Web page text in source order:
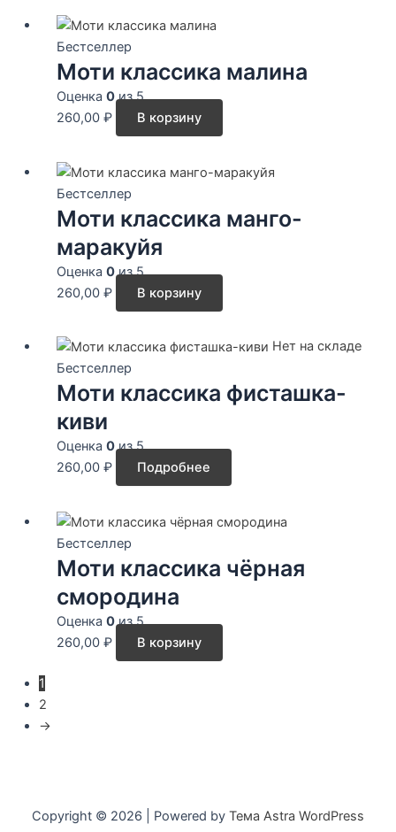
Бестселлер
Моти классика малина
Оценка 0из 5
260,00 ₽ В корзину
Бестселлер
Моти классика манго-
маракуйя
Оценка 0из 5
260,00 ₽ В корзину
Нет на складе
Бестселлер
Моти классика фисташка-
киви
Оценка 0из 5
260,00 ₽ Подробнее
Бестселлер
Моти классика чёрная
смородина
Оценка 0из 5
260,00 ₽ В корзину
1
2
→
Copyright © 2026 | Powered by Тема Astra WordPress